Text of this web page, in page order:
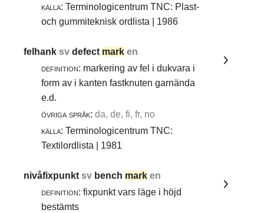
källa: Terminologicentrum TNC: Plast-
och gummiteknisk ordlista | 1986
felhanksvdefect mark en
definition: markering av fel i dukvara i
form av i kanten fastknuten garnända
e.d.
övriga språk: da, de, fi, fr, no
källa: Terminologicentrum TNC:
Textilordlista | 1981
nivåfixpunktsv bench mark en
definition: fixpunkt vars läge i höjd
bestämts